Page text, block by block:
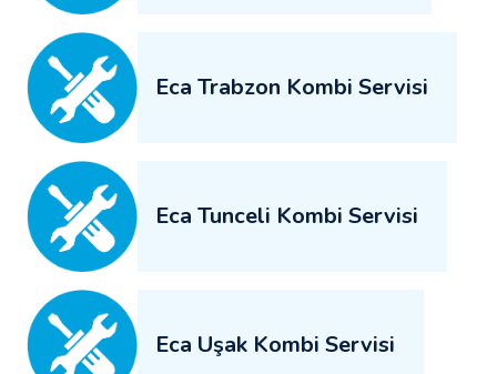
Eca Trabzon Kombi Servisi
Eca Tunceli Kombi Servisi
Eca Uşak Kombi Servisi